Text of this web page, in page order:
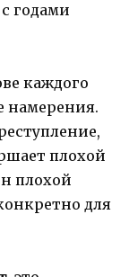
годами
каждого
намерения.
плохой
плохой
для